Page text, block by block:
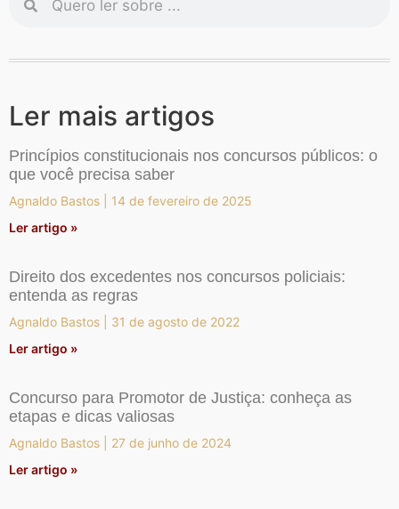
Ler mais artigos
Princípios constitucionais nos concursos públicos: o
que você precisa saber
Agnaldo Bastos
14 de fevereiro de 2025
Ler artigo »
Direito dos excedentes nos concursos policiais:
entenda as regras
Agnaldo Bastos
31 de agosto de 2022
Ler artigo »
Concurso para Promotor de Justiça: conheça as
etapas e dicas valiosas
Agnaldo Bastos
27 de junho de 2024
Ler artigo »